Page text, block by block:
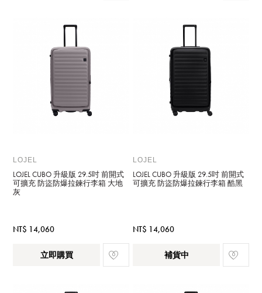
LOJEL
LOJEL CUBO 升級版 29.5吋 前開式
可擴充 防盜防爆拉鍊行李箱 大地
灰
NT$ 14,060
立即購買
LOJEL
LOJEL CUBO 升級版 29.5吋 前開式
可擴充 防盜防爆拉鍊行李箱 酷黑
NT$ 14,060
補貨中